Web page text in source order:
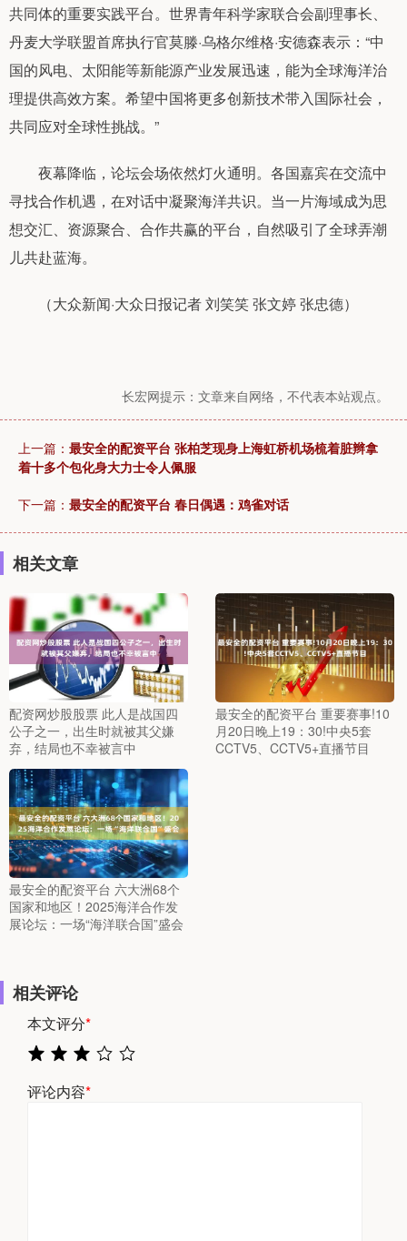
共同体的重要实践平台。世界青年科学家联合会副理事长、
丹麦大学联盟首席执行官莫滕·乌格尔维格·安德森表示：“中
国的风电、太阳能等新能源产业发展迅速，能为全球海洋治
理提供高效方案。希望中国将更多创新技术带入国际社会，
共同应对全球性挑战。”
夜幕降临，论坛会场依然灯火通明。各国嘉宾在交流中
寻找合作机遇，在对话中凝聚海洋共识。当一片海域成为思
想交汇、资源聚合、合作共赢的平台，自然吸引了全球弄潮
儿共赴蓝海。
（大众新闻·大众日报记者 刘笑笑 张文婷 张忠德）
长宏网提示：文章来自网络，不代表本站观点。
上一篇： 最安全的配资平台 张柏芝现身上海虹桥机场梳着脏辫拿
着十多个包化身大力士令人佩服
下一篇： 最安全的配资平台 春日偶遇：鸡雀对话
相关文章
配资网炒股股票 此人是战国四
公子之一，出生时就被其父嫌
弃，结局也不幸被言中
最安全的配资平台 重要赛事!10
月20日晚上19：30!中央5套
CCTV5、CCTV5+直播节目
最安全的配资平台 六大洲68个
国家和地区！2025海洋合作发
展论坛：一场“海洋联合国”盛会
相关评论
本文评分*
评论内容*